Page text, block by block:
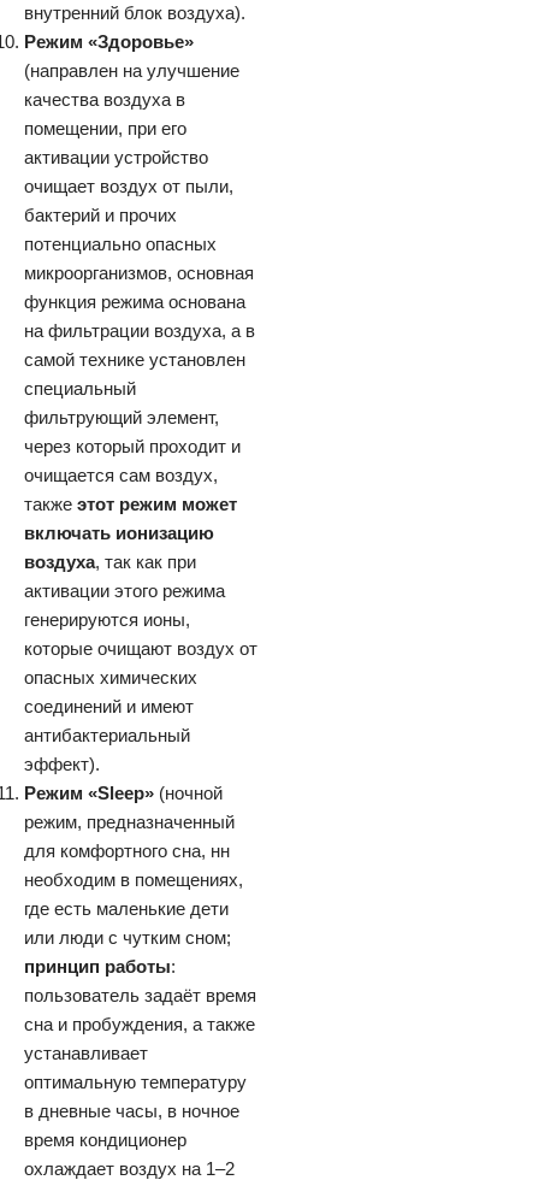
внутренний блок воздуха).
Режим «Здоровье»
(направлен на улучшение
качества воздуха в
помещении, при его
активации устройство
очищает воздух от пыли,
бактерий и прочих
потенциально опасных
микроорганизмов, основная
функция режима основана
на фильтрации воздуха, а в
самой технике установлен
специальный
фильтрующий элемент,
через который проходит и
очищается сам воздух,
также этот режим может
включать ионизацию
воздуха, так как при
активации этого режима
генерируются ионы,
которые очищают воздух от
опасных химических
соединений и имеют
антибактериальный
эффект).
Режим «Sleep» (ночной
режим, предназначенный
для комфортного сна, нн
необходим в помещениях,
где есть маленькие дети
или люди с чутким сном;
принцип работы:
пользователь задаёт время
сна и пробуждения, а также
устанавливает
оптимальную температуру
в дневные часы, в ночное
время кондиционер
охлаждает воздух на 1–2